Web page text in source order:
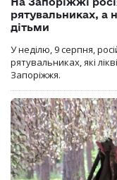
рятувальниках, а
дітьми
У неділю, 9 серпня,
рятувальниках, які
Запоріжжя.